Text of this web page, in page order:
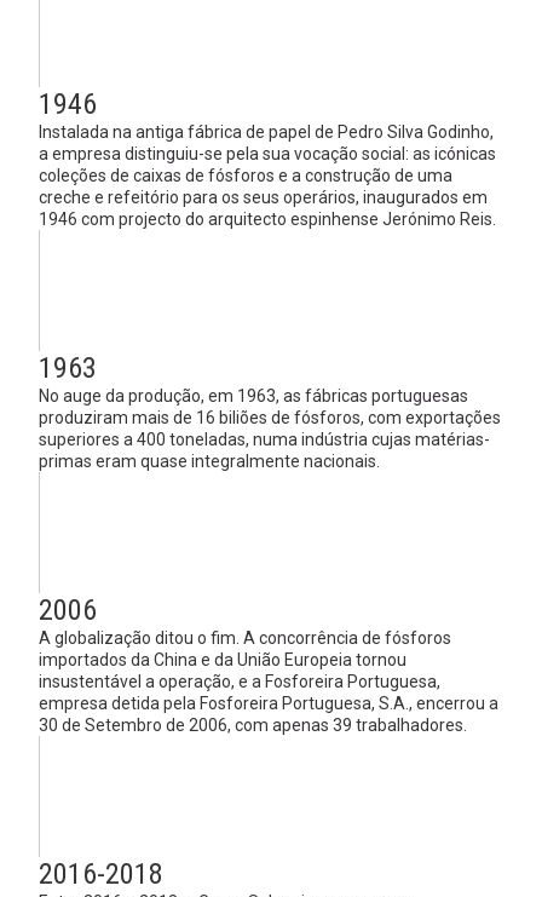
1946
Instalada na antiga fábrica de papel de Pedro Silva Godinho,
a empresa distinguiu-se pela sua vocação social: as icónicas
coleções de caixas de fósforos e a construção de uma
creche e refeitório para os seus operários, inaugurados em
1946 com projecto do arquitecto espinhense Jerónimo Reis.
1963
No auge da produção, em 1963, as fábricas portuguesas
produziram mais de 16 biliões de fósforos, com exportações
superiores a 400 toneladas, numa indústria cujas matérias-
primas eram quase integralmente nacionais.
2006
A globalização ditou o fim. A concorrência de fósforos
importados da China e da União Europeia tornou
insustentável a operação, e a Fosforeira Portuguesa,
empresa detida pela Fosforeira Portuguesa, S.A., encerrou a
30 de Setembro de 2006, com apenas 39 trabalhadores.
2016-2018